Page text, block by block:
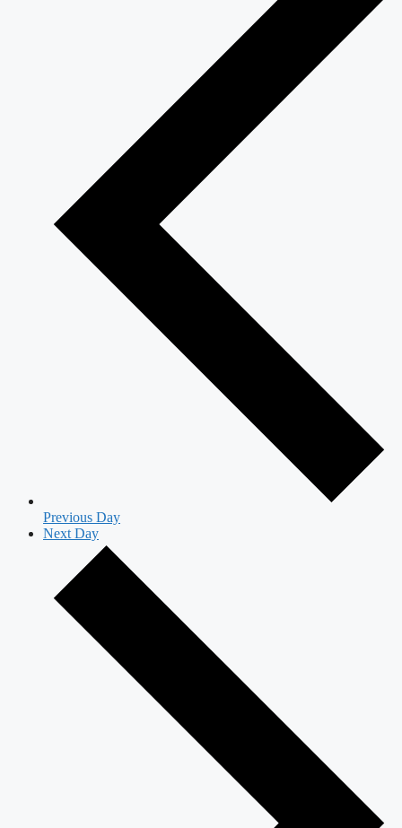
Previous Day
Next Day